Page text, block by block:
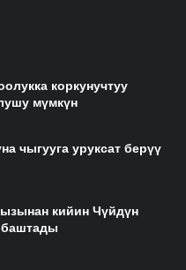
коркунучтуу
мүмкүн
чыгууга уруксат берүү
кийин Чүйдүн